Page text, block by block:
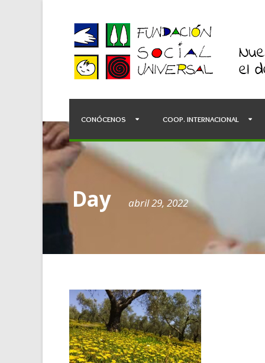
CONÓCENOS COOP. INTERNACIONAL
Day abril 29, 2022